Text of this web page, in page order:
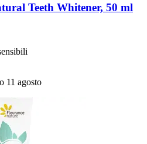
Teeth Whitener, 50 ml
11 agosto